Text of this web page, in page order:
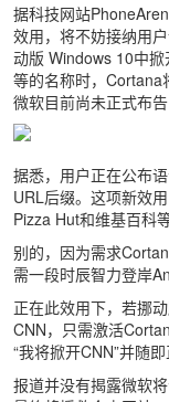
据科技网站
效用，将不妨接纳用
动版 Windows 10中
等的名称时，Cortana
微软目前尚未正式布告
据悉，用户正在公布
URL后缀。这项新效
Pizza Hut和维基百科
别的，因为需求
需一段时辰智力登岸
正在此效用下，若挪
CNN，只需激活
“我将掀开CNN”并随
报道并没有揭露微软